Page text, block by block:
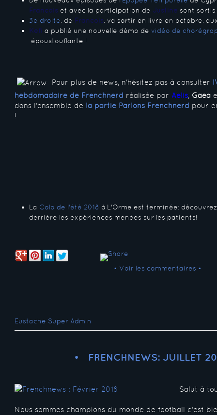
François et avec la participation de Justine sont sortis
3e droite, de François, va sortir en livre en octobre,
Kéfi a publié une nouvelle démo de vidéo de
époustouflante !
Pour plus de news, n'hésitez pas à consulter
hebdomadaire de Frenchnerd réalisée par Aelis Gaea
dans l'ensemble de la partie Parlons Frenchnerd pour
!
La Colo de l'été 2018 à L'Orme est terminée:
derrière les expériences menées sur les patients!
• Voir les commentaires •
Eustache Super Admin
FRENCHNEWS: JUILLET
Salut à
Nous sommes champions du monde de football c'est